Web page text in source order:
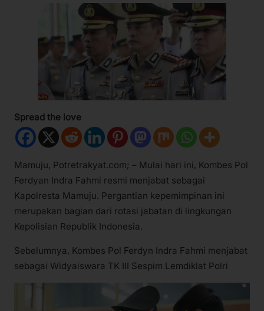
Spread the love
Mamuju, Potretrakyat.com; – Mulai hari ini, Kombes Pol
Ferdyan Indra Fahmi resmi menjabat sebagai
Kapolresta Mamuju. Pergantian kepemimpinan ini
merupakan bagian dari rotasi jabatan di lingkungan
Kepolisian Republik Indonesia.
Sebelumnya, Kombes Pol Ferdyn Indra Fahmi menjabat
sebagai Widyaiswara TK III Sespim Lemdiklat Polri